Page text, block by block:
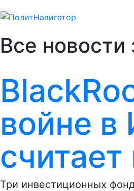
Все новости
войне в
Три инвестиционных